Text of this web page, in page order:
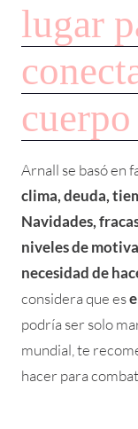
lugar
Arnall se basó en
clima, deuda,
Navidades,
niveles de
necesidad de
considera que es
podría ser solo
mundial, te
hacer para